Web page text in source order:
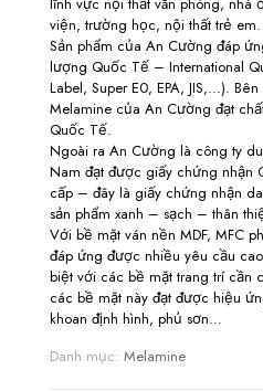
viện, trường học, nội thất trẻ em.
Sản phẩm của An Cường đáp
lượng Quốc Tế – International
Label, Super E0, EPA, JIS,…).
Melamine của An Cường đạt
Quốc Tế.
Ngoài ra An Cường là công ty
Nam đạt được giấy chứng nhận
cấp – đây là giấy chứng nhận
sản phẩm xanh – sạch – thân
Với bề mặt ván nền MDF, MFC
đáp ứng được nhiều yêu cầu
biệt với các bề mặt trang trí cần
các bề mặt này đạt được hiệu
khoan định hình, phủ sơn…
Danh mục: Melamine